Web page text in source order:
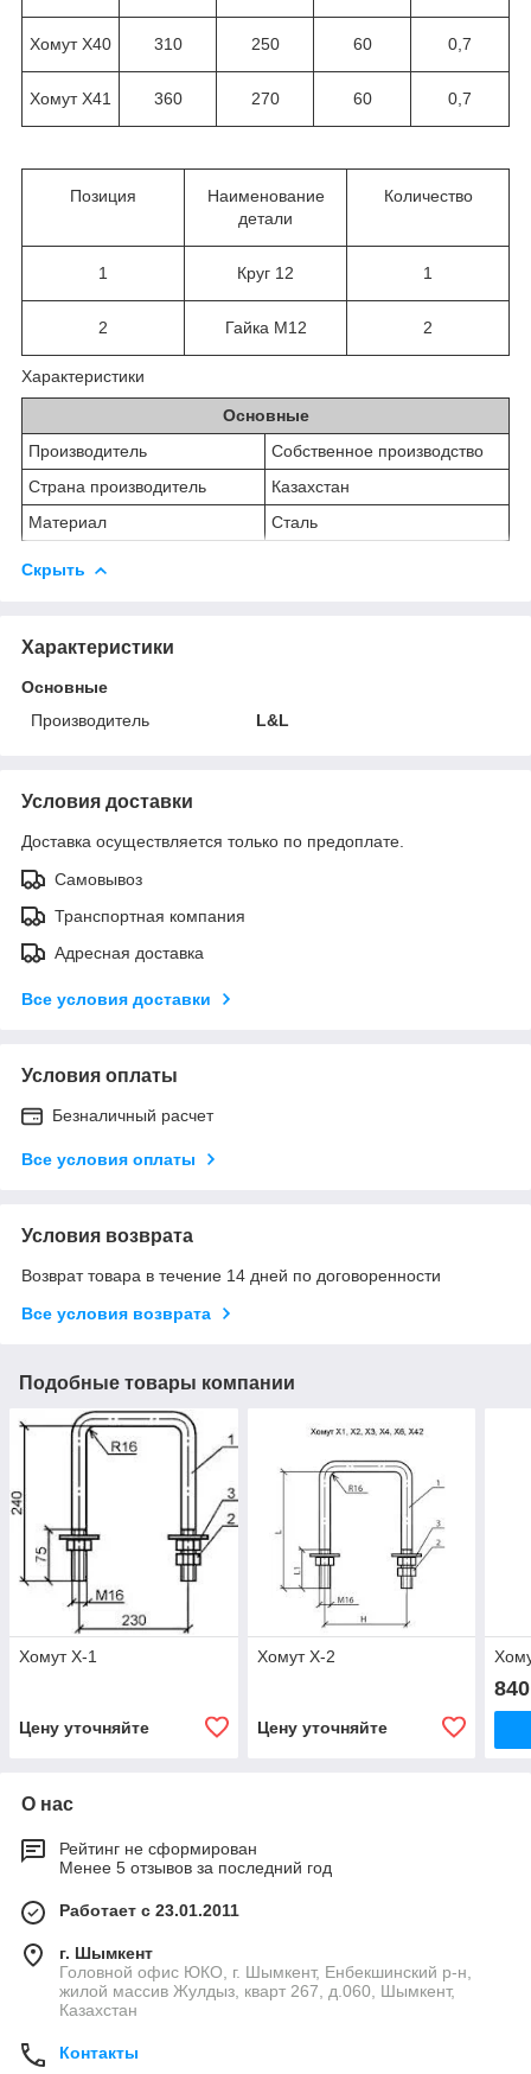
Хомут Х40 310 250 60 0,7
Хомут Х41 360 270 60 0,7
Позиция
Наименование
детали
Количество
1 Круг 12 1
2 Гайка М12 2
Характеристики
Основные
Производитель
Собственное производство
Страна производитель
Казахстан
Материал
Сталь
Скрыть
Характеристики
Основные
Производитель
L&L
Условия доставки
Доставка осуществляется только по предоплате.
Самовывоз
Транспортная компания
Адресная доставка
Все условия доставки
Условия оплаты
Безналичный расчет
Все условия оплаты
Условия возврата
Возврат товара в течение 14 дней по договоренности
Все условия возврата
Подобные товары компании
Хомут Х-1
Цену уточняйте
Хомут Х-2
Цену уточняйте
840
О нас
Рейтинг не сформирован
Менее 5 отзывов за последний год
Работает с 23.01.2011
г. Шымкент
Головной офис ЮКО, г. Шымкент, Енбекшинский р-н,
жилой массив Жулдыз, кварт 267, д.060, Шымкент,
Казахстан
Контакты